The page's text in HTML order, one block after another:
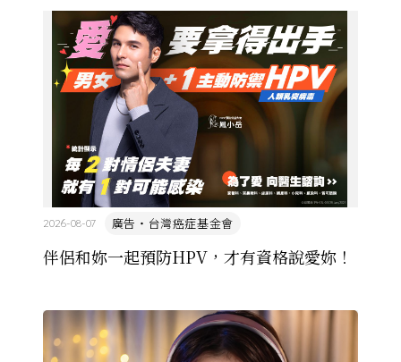
伴侶和妳一起預防HPV，才有資格說愛妳！
廣告・台灣癌症基金會
2026-08-07